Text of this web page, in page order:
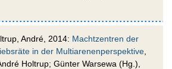
André, 2014: Machtzentren der
in der Multiarenenperspektive
Holtrup; Günter Warsewa (Hg.),